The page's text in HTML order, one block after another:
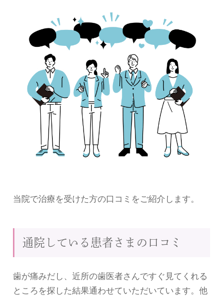
当院で治療を受けた方の口コミをご紹介します。
通院している患者さまの口コミ
歯が痛みだし、近所の歯医者さんですぐ見てくれる
ところを探した結果通わせていただいています。他